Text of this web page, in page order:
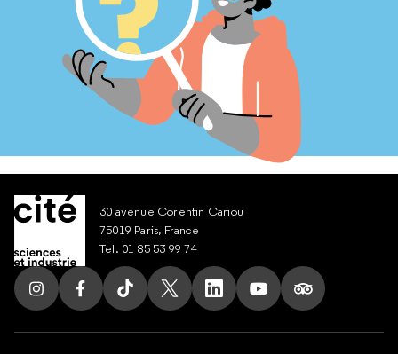
30 avenue Corentin Cariou
75019 Paris, France
Tel. 01 85 53 99 74
Suivez nous sur Instagram
Suivez nous sur Facebook
Suivez nous sur Tik Tok
Suivez nous sur X
Suivez nous sur LinkedIn
Suivez nous sur
Suivez nous